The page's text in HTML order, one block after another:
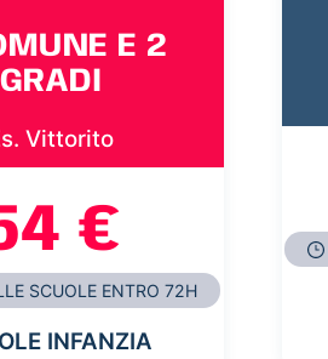
E 2
GRADI
Vittorito
€
SCUOLE ENTRO 72H
INFANZIA